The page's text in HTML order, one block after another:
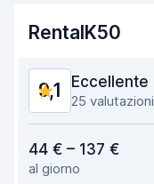
RentalK50
9,1 Eccellente
25 valutazioni
Facile da trovare
44 € – 137 €
al giorno